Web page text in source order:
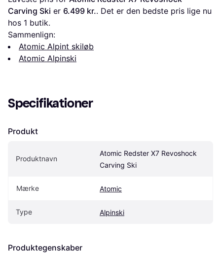
Carving Ski er 6.499 kr.. Det er den bedste pris lige nu
hos 1 butik.
Sammenlign:
Atomic Alpint skiløb
Atomic Alpinski
Specifikationer
Produkt
Produktnavn
Atomic Redster X7 Revoshock
Carving Ski
Mærke Atomic
Type Alpinski
Produktegenskaber